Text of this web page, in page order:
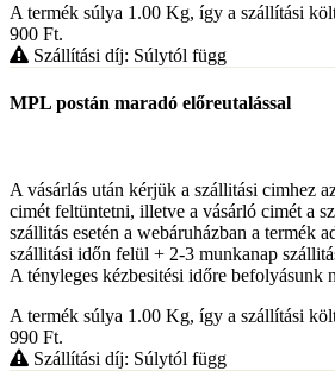
A termék súlya 1.00 Kg, így a szállítási
900 Ft.
Szállítási díj: Súlytól függ
MPL postán maradó előreutalással
A vásárlás után kérjük a szállitási cimhez
cimét feltüntetni, illetve a vásárló cimét a
szállitás esetén a webáruházban a termék
szállitási időn felül + 2-3 munkanap
A tényleges kézbesitési időre befolyásunk
A termék súlya 1.00 Kg, így a szállítási
990 Ft.
Szállítási díj: Súlytól függ